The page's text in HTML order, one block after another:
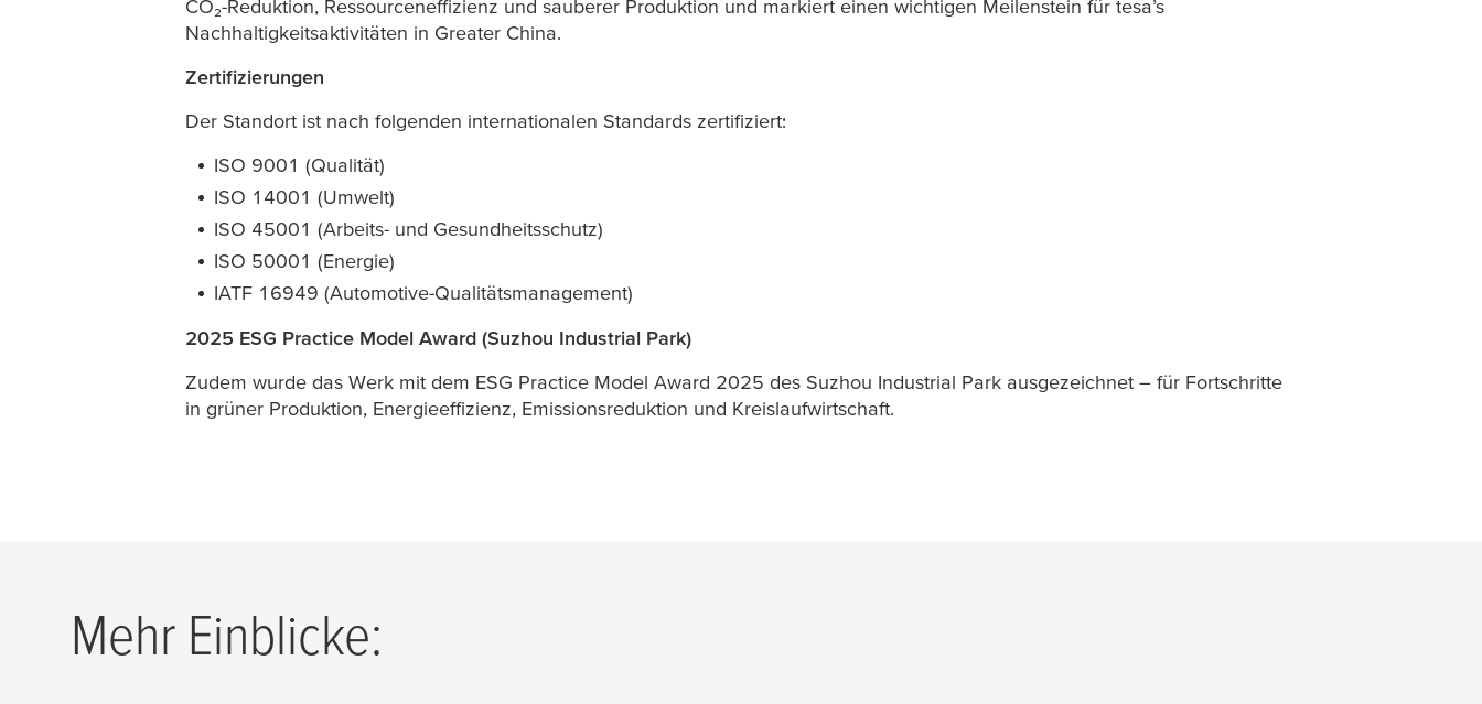
CO₂-Reduktion, Ressourceneffizienz und sauberer Produktion und markiert einen wichtigen Meilenstein für tesa’s
Nachhaltigkeitsaktivitäten in Greater China.
Zertifizierungen
Der Standort ist nach folgenden internationalen Standards zertifiziert:
ISO 9001 (Qualität)
ISO 14001 (Umwelt)
ISO 45001 (Arbeits- und Gesundheitsschutz)
ISO 50001 (Energie)
IATF 16949 (Automotive-Qualitätsmanagement)
2025 ESG Practice Model Award (Suzhou Industrial Park)
Zudem wurde das Werk mit dem ESG Practice Model Award 2025 des Suzhou Industrial Park ausgezeichnet – für Fortschritte
in grüner Produktion, Energieeffizienz, Emissionsreduktion und Kreislaufwirtschaft.
Mehr Einblicke: